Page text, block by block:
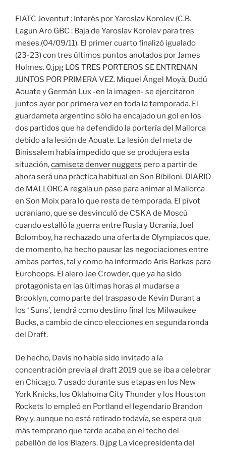
FIATC Joventut : Interés por Yaroslav Korolev (C.B.
Lagun Aro GBC : Baja de Yaroslav Korolev para tres
meses.(04/09/11). El primer cuarto finalizó igualado
(23-23) con tres últimos puntos anotados por James
Holmes. 0.jpg LOS TRES PORTEROS SE ENTRENAN
JUNTOS POR PRIMERA VEZ. Miquel Àngel Moyà, Dudú
Aouate y Germán Lux -en la imagen- se ejercitaron
juntos ayer por primera vez en toda la temporada. El
guardameta argentino sólo ha encajado un gol en los
dos partidos que ha defendido la portería del Mallorca
debido a la lesión de Aouate. La lesión del meta de
Binissalem había impedido que se produjera esta
situación,camiseta denver nuggets pero a partir de
ahora será una práctica habitual en Son Bibiloni. DIARIO
de MALLORCA regala un pase para animar al Mallorca
en Son Moix para lo que resta de temporada. El pívot
ucraniano, que se desvinculó de CSKA de Moscú
cuando estalló la guerra entre Rusia y Ucrania, Joel
Bolomboy, ha rechazado una oferta de Olympiacos que,
de momento, ha hecho pausar las negociaciones entre
ambas partes, tal y como ha informado Aris Barkas para
Eurohoops. El alero Jae Crowder, que ya ha sido
protagonista en las últimas horas al mudarse a
Brooklyn, como parte del traspaso de Kevin Durant a
los ‘ Suns’, tendrá como destino final los Milwaukee
Bucks, a cambio de cinco elecciones en segunda ronda
del Draft.
De hecho, Davis no había sido invitado a la
concentración previa al draft 2019 que se iba a celebrar
en Chicago. 7 usado durante sus etapas en los New
York Knicks, los Oklahoma City Thunder y los Houston
Rockets lo empleó en Portland el legendario Brandon
Roy y, aunque no está retirado todavía, se espera que
más temprano que tarde acabe en el techo del
pabellón de los Blazers. 0.jpg La vicepresidenta del